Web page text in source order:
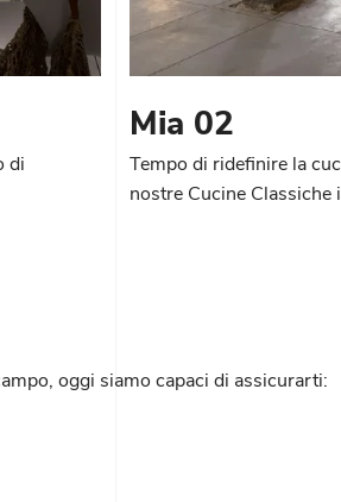
di
Mia 02
Tempo di ridefinire la
nostre Cucine Classiche
oggi siamo capaci di assicurarti: